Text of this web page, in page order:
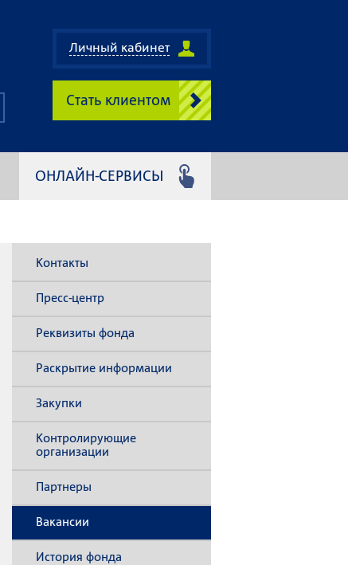
Личный кабинет
Стать клиентом
ОНЛАЙН-СЕРВИСЫ
Контакты
Пресс-центр
Реквизиты фонда
Раскрытие информации
Закупки
Контролирующие
организации
Партнеры
Вакансии
История фонда